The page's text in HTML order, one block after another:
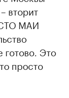
вторит
МАИ
готово. Это
просто